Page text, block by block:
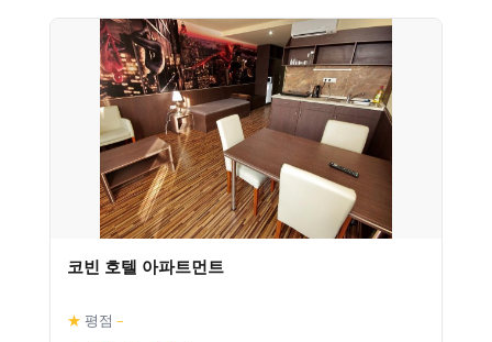
코빈 호텔 아파트먼트
★ 평점 –